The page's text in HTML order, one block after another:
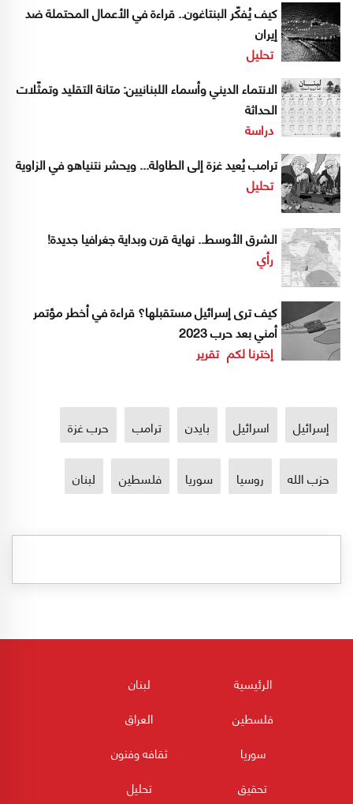
كيف يُفكّر البنتاغون.. قراءة في الأعمال المحتملة ضد
إيران
تحليل
الانتماء الديني وأسماء اللبنانيين: متانة التقليد وتمثّلات
الحداثة
دراسة
ترامب يُعيد غزة إلى الطاولة... ويحشر نتنياهو في الزاوية
تحليل
الشرق الأوسط.. نهاية قرن وبداية جغرافيا جديدة!
رأي
كيف ترى إسرائيل مستقبلها؟ قراءة في أخطر مؤتمر
أمني بعد حرب 2023
إخترنا لكم تقرير
إسرائيل اسرائيل بايدن ترامب حرب غزة
حزب الله روسيا سوريا فلسطين لبنان
الرئيسية
لبنان
فلسطين
العراق
سوريا
ثقافه وفنون
تحقيق
تحليل